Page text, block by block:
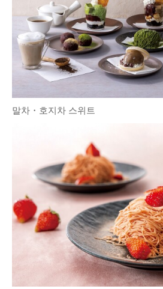
말차・호지차 스위트